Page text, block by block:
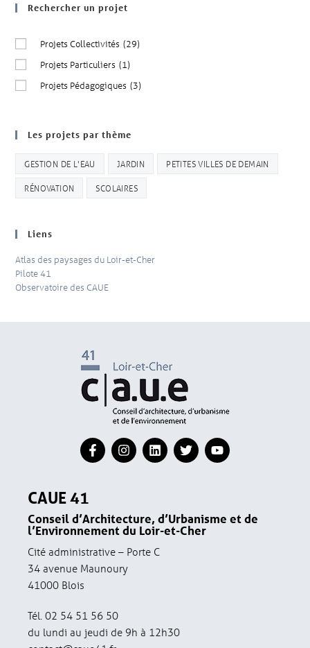
Rechercher un projet
Projets Collectivités (29)
Projets Particuliers (1)
Projets Pédagogiques (3)
Les projets par thème
GESTION DE L'EAU JARDIN PETITES VILLES DE DEMAIN
RÉNOVATION SCOLAIRES
Liens
Atlas des paysages du Loir-et-Cher
Pilote 41
Observatoire des CAUE
CAUE 41
Conseil d’Architecture, d’Urbanisme et de
l’Environnement du Loir-et-Cher
Cité administrative – Porte C
34 avenue Maunoury
41000 Blois
Tél. 02 54 51 56 50
du lundi au jeudi de 9h à 12h30